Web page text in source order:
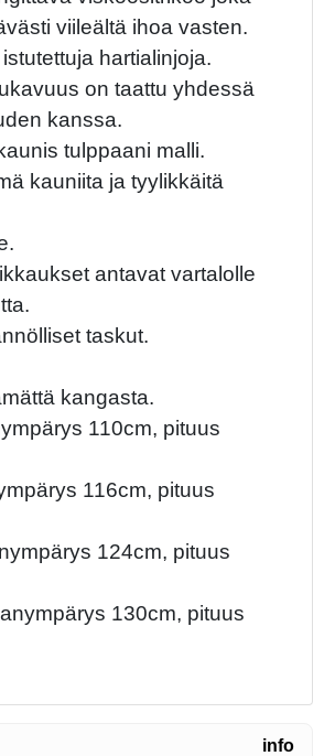
viileältä ihoa vasten.
hartialinjoja.
on taattu yhdessä
kanssa.
tulppaani malli.
kauniita ja tyylikkäitä
antavat vartalolle
taskut.
kangasta.
110cm, pituus
116cm, pituus
124cm, pituus
130cm, pituus
info